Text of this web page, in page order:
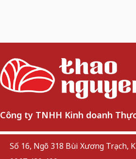
Công ty TNHH Kinh doanh
Số 16, Ngõ 318 Bùi Xương Trạch,